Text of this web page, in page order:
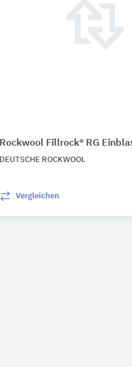
Rockwool Fillrock® RG
DEUTSCHE ROCKWOOL
Vergleichen